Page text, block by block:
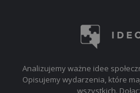
Analizujemy ważne idee
Opisujemy wydarzenia, które
wszystkich.